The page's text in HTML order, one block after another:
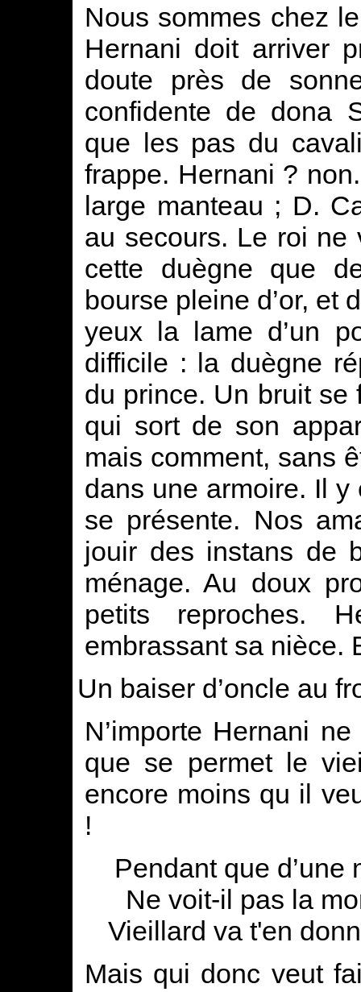
Nous sommes chez
Hernani doit arriver
doute près de
confidente de dona
que les pas du
frappe. Hernani ?
large manteau ; D.
au secours. Le roi ne
cette duègne que
bourse pleine d’or, et
yeux la lame d’un
difficile : la duègne
du prince. Un bruit se
qui sort de son
mais comment, sans
dans une armoire. Il
se présente. Nos
jouir des instans de
ménage. Au doux
petits reproches.
embrassant sa nièce.
Un baiser d’oncle au
N’importe Hernani
que se permet le
encore moins qu il
!
Pendant que d’une
Ne voit-il pas la
Vieillard va t'en
Mais qui donc veut